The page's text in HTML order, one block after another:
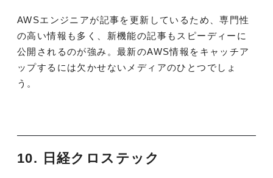
AWSエンジニアが記事を更新しているため、専門性
の高い情報も多く、新機能の記事もスピーディーに
公開されるのが強み。最新のAWS情報をキャッチア
ップするには欠かせないメディアのひとつでしょ
う。
10. 日経クロステック